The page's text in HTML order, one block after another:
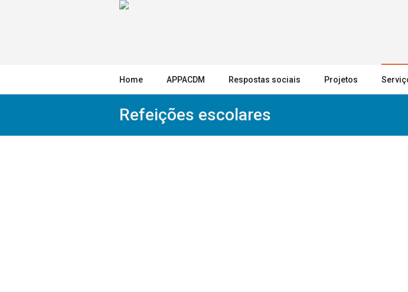
Home APPACDM Respostas sociais Projetos
Refeições escolares